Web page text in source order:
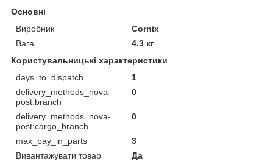
Основні
Виробник
Cornix
Вага
4.3 кг
Користувальницькі характеристики
days_to_dispatch
1
delivery_methods_nova-
post:branch
0
delivery_methods_nova-
post:cargo_branch
0
max_pay_in_parts
3
Вивантажувати товар
Да